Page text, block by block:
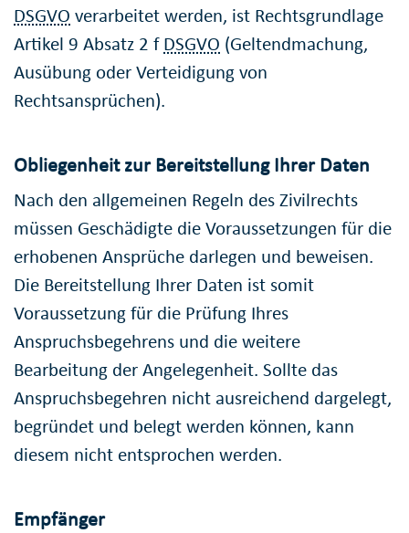
DSGVO verarbeitet werden, ist Rechtsgrundlage
Artikel 9 Absatz 2 fDSGVO (Geltendmachung,
Ausübung oder Verteidigung von
Rechtsansprüchen).
Obliegenheit zur Bereitstellung Ihrer Daten
Nach den allgemeinen Regeln des Zivilrechts
müssen Geschädigte die Voraussetzungen für die
erhobenen Ansprüche darlegen und beweisen.
Die Bereitstellung Ihrer Daten ist somit
Voraussetzung für die Prüfung Ihres
Anspruchsbegehrens und die weitere
Bearbeitung der Angelegenheit. Sollte das
Anspruchsbegehren nicht ausreichend dargelegt,
begründet und belegt werden können, kann
diesem nicht entsprochen werden.
Empfänger